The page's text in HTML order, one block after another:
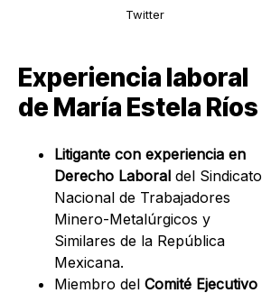
Twitter
Experiencia laboral
de María Estela Ríos
Litigante con experiencia en
Derecho Laboral del Sindicato
Nacional de Trabajadores
Minero-Metalúrgicos y
Similares de la República
Mexicana.
Miembro del Comité Ejecutivo